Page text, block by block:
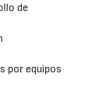
de
por equipos